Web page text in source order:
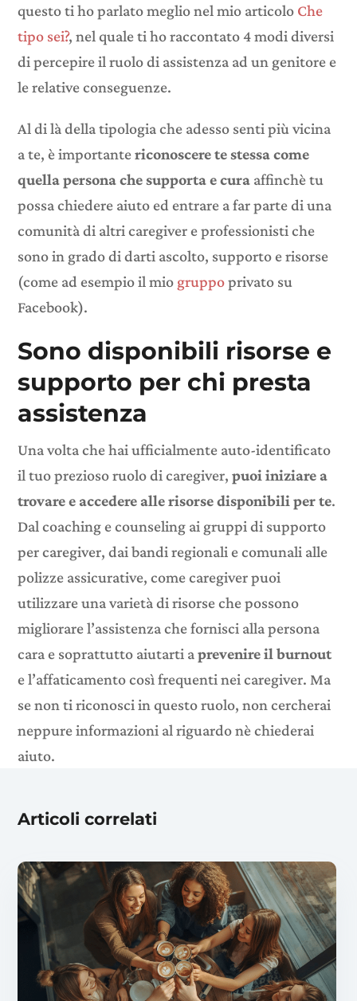
questo ti ho parlato meglio nel mio articolo Che
tipo sei?, nel quale ti ho raccontato 4 modi diversi
di percepire il ruolo di assistenza ad un genitore e
le relative conseguenze.
Al di là della tipologia che adesso senti più vicina
a te, è importantericonoscere te stessa come
quella persona che supporta e cura affinchè tu
possa chiedere aiuto ed entrare a far parte di una
comunità di altri caregiver e professionisti che
sono in grado di darti ascolto, supporto e risorse
(come ad esempio il mio gruppoprivato su
Facebook).
Sono disponibili risorse e
supporto per chi presta
assistenza
Una volta che hai ufficialmente auto-identificato
il tuo prezioso ruolo di caregiver,puoi iniziare a
trovare e accedere alle risorse disponibili per te.
Dal coaching e counseling ai gruppi di supporto
per caregiver, dai bandi regionali e comunali alle
polizze assicurative, come caregiver puoi
utilizzare una varietà di risorse che possono
migliorare l’assistenza che fornisci alla persona
cara e soprattutto aiutarti aprevenireil burnout
e l’affaticamento così frequenti nei caregiver. Ma
se non ti riconosci in questo ruolo, non cercherai
neppure informazioni al riguardo nè chiederai
aiuto.
Articoli correlati